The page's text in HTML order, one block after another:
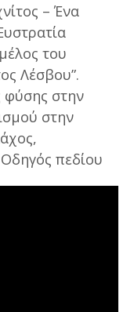
– Ένα
του
Λέσβου”.
φύσης στην
στην
πεδίου